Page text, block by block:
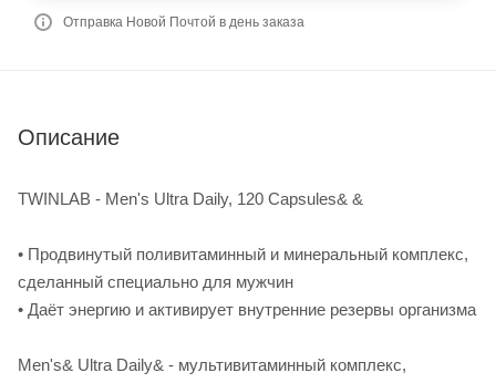
Отправка Новой Почтой в день заказа
Описание
TWINLAB - Men's Ultra Daily, 120 Capsules& &
• Продвинутый поливитаминный и минеральный комплекс,
сделанный специально для мужчин
• Даёт энергию и активирует внутренние резервы организма
Men's& Ultra Daily& - мультивитаминный комплекс,